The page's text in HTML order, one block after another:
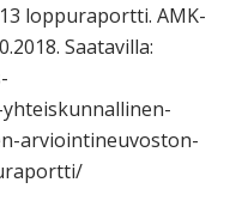
loppuraportti. AMK-
Saatavilla:
arviointineuvoston-